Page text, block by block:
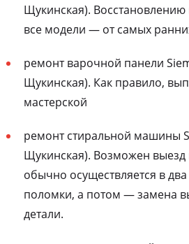
Щукинская).
все модели — от самых
ремонт варочной панели
Щукинская). Как правило,
мастерской
ремонт стиральной машины
Щукинская). Возможен
обычно осуществляется в
поломки, а потом — замена
детали.